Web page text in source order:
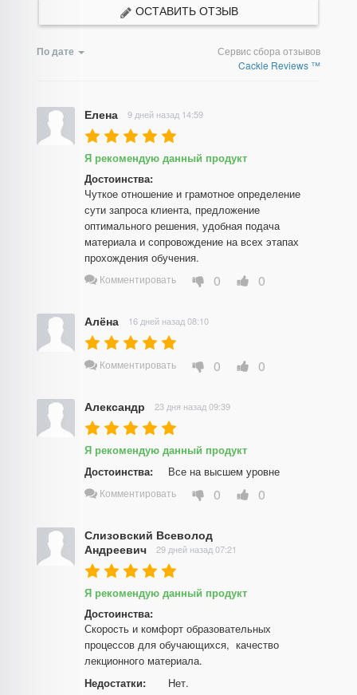
ОСТАВИТЬ ОТЗЫВ
По дате
Сервис сбора отзывов
Cackle Reviews ™
Елена 9 дней назад 14:59
Я рекомендую данный продукт
Достоинства:
Чуткое отношение и грамотное определение
сути запроса клиента, предложение
оптимального решения, удобная подача
материала и сопровождение на всех этапах
прохождения обучения.
Комментировать 0 0
Алёна 16 дней назад 08:10
Комментировать 0 0
Александр 23 дня назад 09:39
Я рекомендую данный продукт
Достоинства:
Все на высшем уровне
Комментировать 0 0
Слизовский Всеволод
Андреевич
29 дней назад 07:21
Я рекомендую данный продукт
Достоинства:
Скорость и комфорт образовательных
процессов для обучающихся,  качество
лекционного материала.
Недостатки:
Нет.